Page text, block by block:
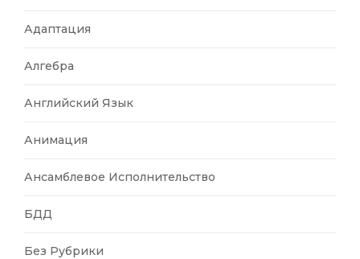
Адаптация
Алгебра
Английский Язык
Анимация
Ансамблевое Исполнительство
БДД
Без Рубрики